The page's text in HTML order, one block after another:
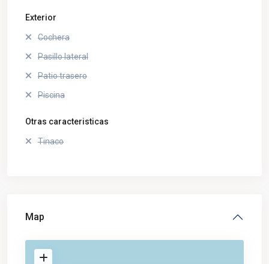
Exterior
Cochera
Pasillo lateral
Patio trasero
Piscina
Otras caracteristicas
Tinaco
Map